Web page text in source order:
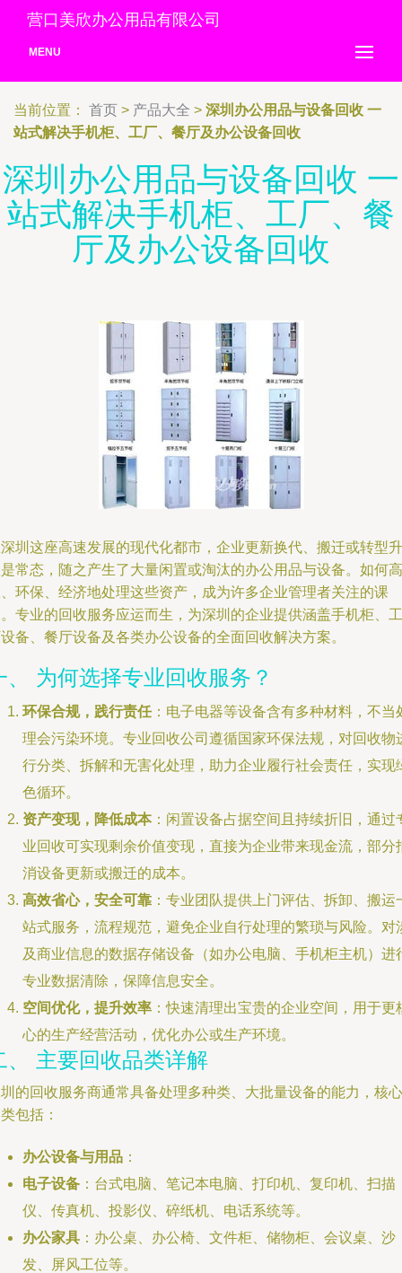
营口美欣办公用品有限公司
MENU
当前位置： 首页 > 产品大全 > 深圳办公用品与设备回收 一
站式解决手机柜、工厂、餐厅及办公设备回收
深圳办公用品与设备回收 一
站式解决手机柜、工厂、餐
厅及办公设备回收
圳这座高速发展的现代化都市，企业更新换代、搬迁或转型升
常态，随之产生了大量闲置或淘汰的办公用品与设备。如何高
环保、经济地处理这些资产，成为许多企业管理者关注的课
专业的回收服务应运而生，为深圳的企业提供涵盖手机柜、工
备、餐厅设备及各类办公设备的全面回收解决方案。
、 为何选择专业回收服务？
环保合规，践行责任：电子电器等设备含有多种材料，不当
理会污染环境。专业回收公司遵循国家环保法规，对回收物
行分类、拆解和无害化处理，助力企业履行社会责任，实现
色循环。
资产变现，降低成本：闲置设备占据空间且持续折旧，通过
业回收可实现剩余价值变现，直接为企业带来现金流，部分
消设备更新或搬迁的成本。
高效省心，安全可靠 ：专业团队提供上门评估、拆卸、搬运
站式服务，流程规范，避免企业自行处理的繁琐与风险。对
及商业信息的数据存储设备（如办公电脑、手机柜主机）进
专业数据清除，保障信息安全。
空间优化，提升效率 ：快速清理出宝贵的企业空间，用于更
心的生产经营活动，优化办公或生产环境。
、 主要回收品类详解
的回收服务商通常具备处理多种类、大批量设备的能力，核心
包括：
办公设备与用品 ：
电子设备 ：台式电脑、笔记本电脑、打印机、复印机、扫描
仪、传真机、投影仪、碎纸机、电话系统等。
办公家具 ：办公桌、办公椅、文件柜、储物柜、会议桌、沙
发、屏风工位等。